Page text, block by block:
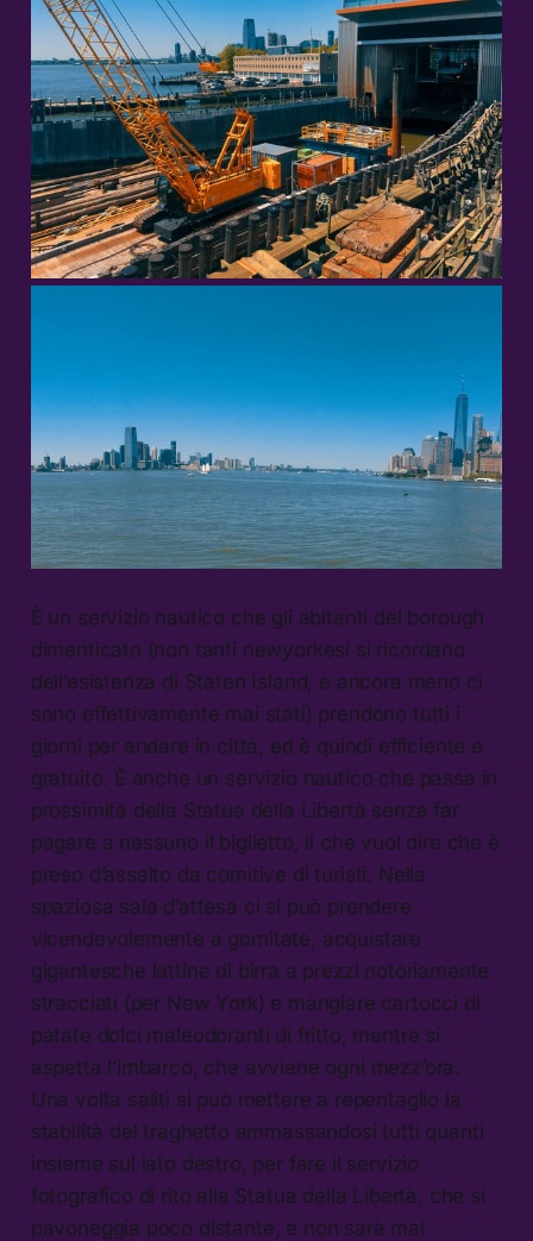
È un servizio nautico che gli abitanti del borough
dimenticato (non tanti newyorkesi si ricordano
dell’esistenza di Staten Island, e ancora meno ci
sono effettivamente mai stati) prendono tutti i
giorni per andare in città, ed è quindi efficiente e
gratuito. È anche un servizio nautico che passa in
prossimità della Statua della Libertà senza far
pagare a nessuno il biglietto, il che vuol dire che è
preso d’assalto da comitive di turisti. Nella
spaziosa sala d’attesa ci si può prendere
vicendevolemente a gomitate, acquistare
gigantesche lattine di birra a prezzi notoriamente
stracciati (per New York) e mangiare cartocci di
patate dolci maleodoranti di fritto, mentre si
aspetta l’imbarco, che avviene ogni mezz’ora.
Una volta saliti si può mettere a repentaglio la
stabilità del traghetto ammassandosi tutti quanti
insieme sul lato destro, per fare il servizio
fotografico di rito alla Statua della Libertà, che si
pavoneggia poco distante, e non sarà mai